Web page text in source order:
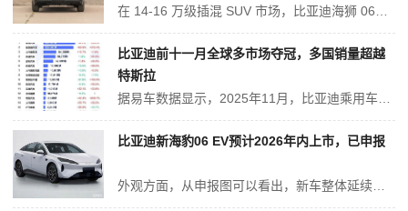
比亚迪前十一月全球多市场夺冠，多国销量超越
特斯拉
比亚迪新海豹06 EV预计2026年内上市，已申报